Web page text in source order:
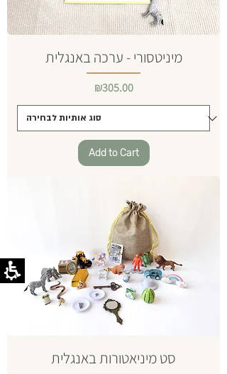
מיניטסורי - ערכה באנגלית
Price
₪305.00
Add to Cart
סט מיניאטורות באנגלית